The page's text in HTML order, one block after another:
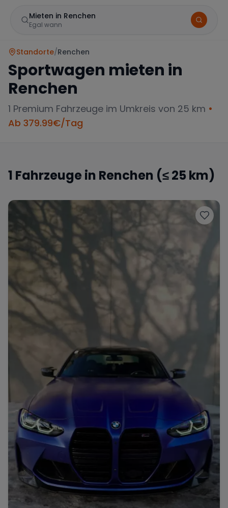
Mieten in Renchen
Egal wann
Porsche Lamborghini
McLaren
Chevrolet
Bentley Aston Martin
Bugatti Maserati
Wann
Zeitraum wählen
Standorte/Renchen
Sportwagen mieten in
Renchen
1 Premium Fahrzeuge im Umkreis von 25 km •
Ab 379.99€/Tag
1 Fahrzeuge in Renchen (≤ 25 km)